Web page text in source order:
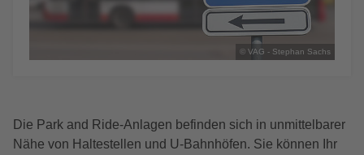
© VAG - Stephan Sachs
Die Park and Ride-Anlagen befinden sich in unmittelbarer
Nähe von Haltestellen und U-Bahnhöfen. Sie können Ihr